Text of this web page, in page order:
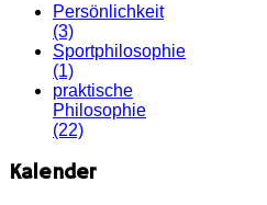
Persönlichkeit
(3)
Sportphilosophie
(1)
praktische
Philosophie
(22)
Kalender